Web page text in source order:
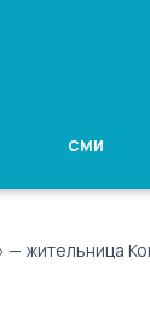
СМИ
жительница